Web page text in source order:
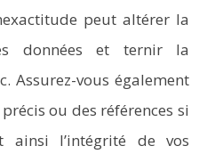
peut altérer la
données et ternir la
Assurez-vous également
ou des références si
ainsi l’intégrité de vos